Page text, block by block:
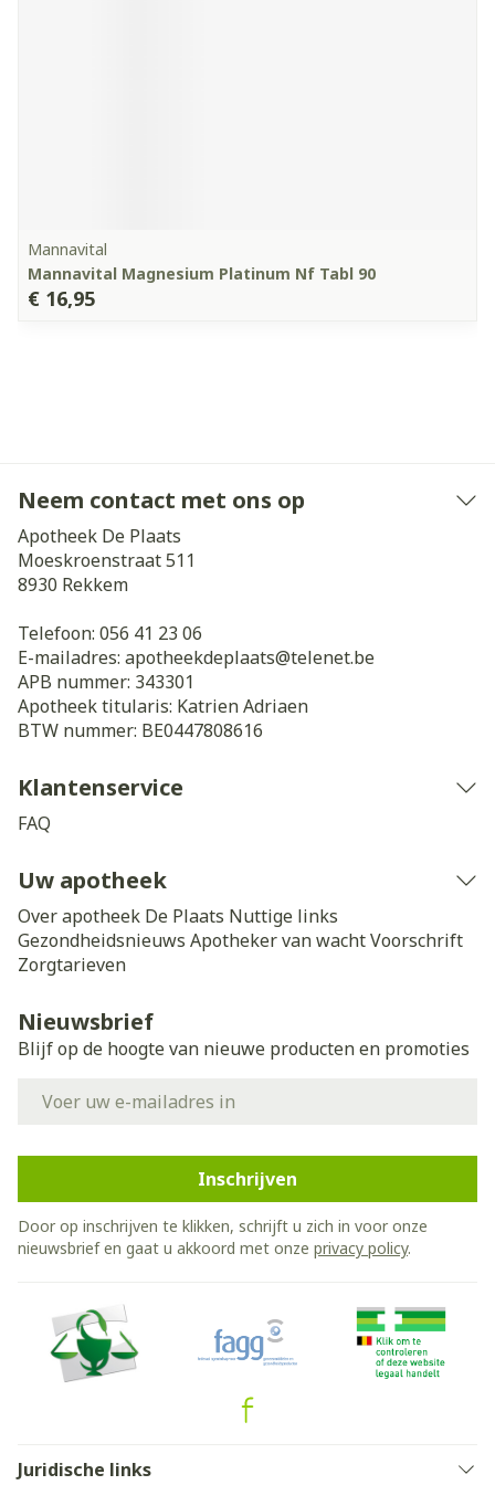
Mannavital
Mannavital Magnesium Platinum Nf Tabl 90
€ 16,95
Neem contact met ons op
Apotheek De Plaats
Moeskroenstraat 511
8930 Rekkem
Telefoon: 056 41 23 06
E-mailadres: apotheekdeplaats@telenet.be
APB nummer: 343301
Apotheek titularis: Katrien Adriaen
BTW nummer: BE0447808616
Klantenservice
FAQ
Uw apotheek
Over apotheek De Plaats Nuttige links
Gezondheidsnieuws Apotheker van wachtVoorschrift
Zorgtarieven
Nieuwsbrief
Blijf op de hoogte van nieuwe producten en promoties
Inschrijven
Door op inschrijven te klikken, schrijft u zich in voor onze
nieuwsbrief en gaat u akkoord met onze privacy policy.
Juridische links